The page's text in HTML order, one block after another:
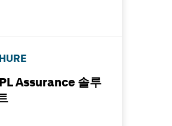
Assurance 솔루